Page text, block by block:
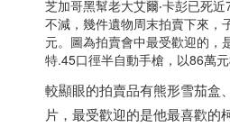
芝加哥黑幫老大艾爾‧卡彭已死近
不減，幾件遺物周末拍賣下來，
元。圖為拍賣會中最受歡迎的，
特.45口徑半自動手槍，以86萬
較顯眼的拍賣品有熊形雪茄盒
片，最受歡迎的是他最喜歡的